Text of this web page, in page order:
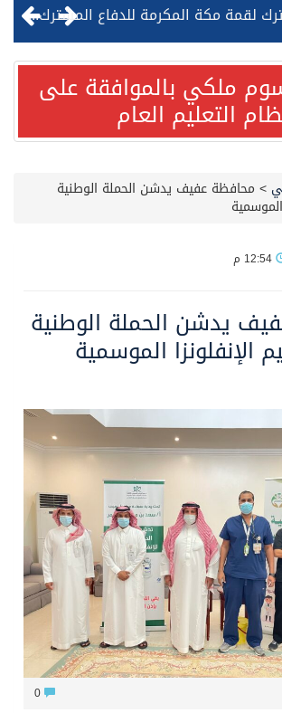
قيادة القوات المشتركة للتحالف: نفذنا عملية رد عسكري متناسبة لأهداف عسكرية مشروعة تابعة للمليشيا الحوثية الإرهابية في محافظة الحديدة
مصدر مسؤول بالهيئة العامة للنقل: استهداف السفينة السعودية NCC MASA خلال إبحارها في البحر الأحمر نتج عنه إصابة طفيفة في بدنها
يؤدي صلاة عيد الأضحى
البيان المشترك لقمة مكة المكرمة للدفاع المشترك بين المملكة وتركيا وباكستان
ملكي بالموافقة على
التعليم العام
> محافظة عفيف يدشن الحملة الوطنية
يدشن الحملة الوطنية
الإنفلونزا الموسمية